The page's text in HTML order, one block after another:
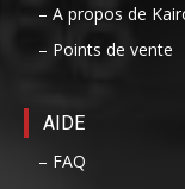
– A propos de
– Points de vente
AIDE
– FAQ